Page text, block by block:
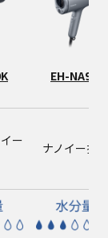
EH-NA9M
ー
ナノイー搭載